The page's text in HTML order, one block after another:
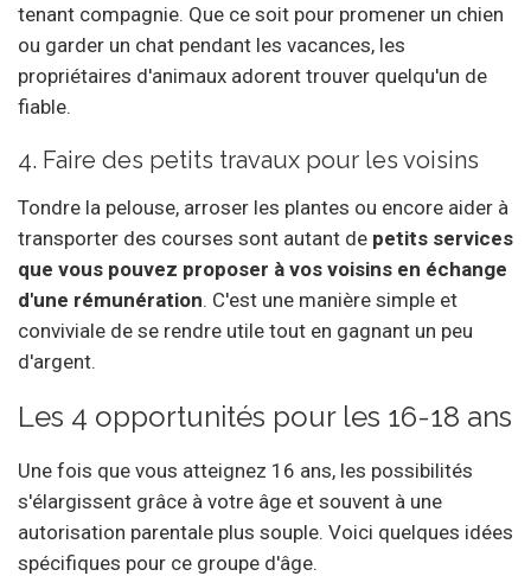
tenant compagnie. Que ce soit pour promener un chien
ou garder un chat pendant les vacances, les
propriétaires d'animaux adorent trouver quelqu'un de
fiable.
4. Faire des petits travaux pour les voisins
Tondre la pelouse, arroser les plantes ou encore aider à
transporter des courses sont autant de petits services
que vous pouvez proposer à vos voisins en échange
d'une rémunération. C'est une manière simple et
conviviale de se rendre utile tout en gagnant un peu
d'argent.
Les 4 opportunités pour les 16-18 ans
Une fois que vous atteignez 16 ans, les possibilités
s'élargissent grâce à votre âge et souvent à une
autorisation parentale plus souple. Voici quelques idées
spécifiques pour ce groupe d'âge.